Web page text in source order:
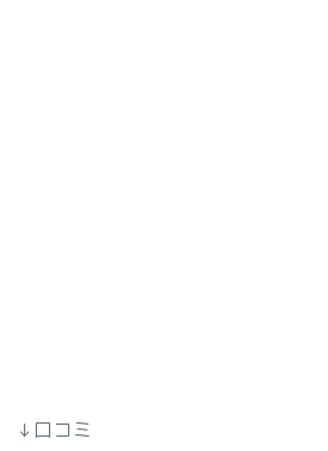
↓口コミ